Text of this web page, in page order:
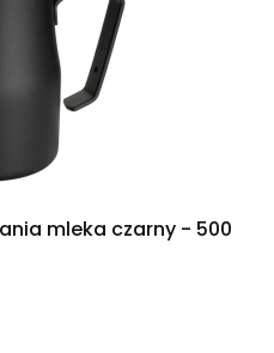
mleka czarny - 500